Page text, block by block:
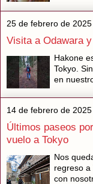
25 de febrero de 2025
Visita a Odawara
Hakone
Tokyo.
en
14 de febrero de 2025
Últimos paseos
vuelo a Tokyo
Nos
regreso a
con